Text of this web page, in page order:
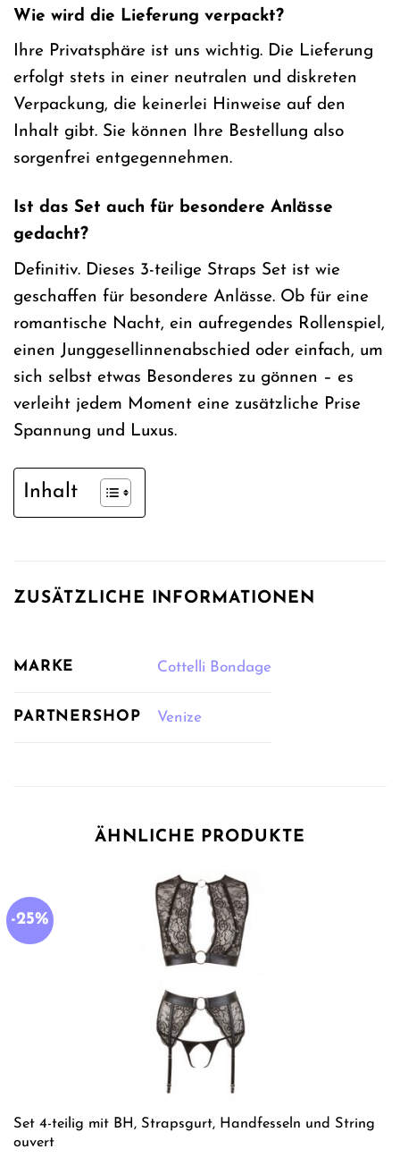
Wie wird die Lieferung verpackt?
Ihre Privatsphäre ist uns wichtig. Die Lieferung
erfolgt stets in einer neutralen und diskreten
Verpackung, die keinerlei Hinweise auf den
Inhalt gibt. Sie können Ihre Bestellung also
sorgenfrei entgegennehmen.
Ist das Set auch für besondere Anlässe
gedacht?
Definitiv. Dieses 3-teilige Straps Set ist wie
geschaffen für besondere Anlässe. Ob für eine
romantische Nacht, ein aufregendes Rollenspiel,
einen Junggesellinnenabschied oder einfach, um
sich selbst etwas Besonderes zu gönnen – es
verleiht jedem Moment eine zusätzliche Prise
Spannung und Luxus.
Inhalt
ZUSÄTZLICHE INFORMATIONEN
MARKE Cottelli Bondage
PARTNERSHOP Venize
ÄHNLICHE PRODUKTE
-25%
Set 4-teilig mit BH, Strapsgurt, Handfesseln und String
ouvert